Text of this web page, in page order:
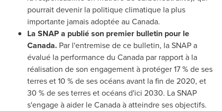
pourrait devenir la politique climatique la plus
importante jamais adoptée au Canada.
La SNAP a publié son premier bulletin pour le
Canada. Par l'entremise de ce bulletin, la SNAP a
évalué la performance du Canada par rapport à la
réalisation de son engagement à protéger 17 % de ses
terres et 10 % de ses océans avant la fin de2020, et
30 % de ses terres et océans d'ici 2030. La SNAP
s'engage à aider leCanadaà atteindre ses objectifs.